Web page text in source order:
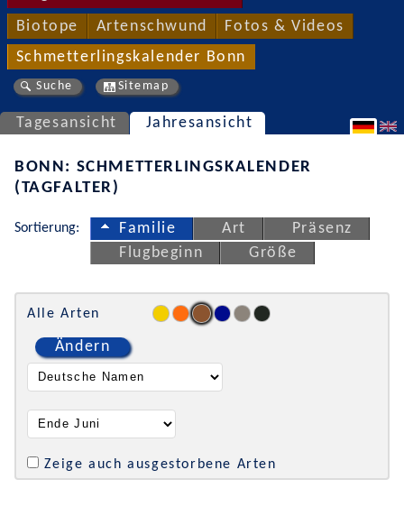
Biotope Artenschwund Fotos & Videos
Schmetterlingskalender Bonn
Suche Sitemap
Tagesansicht Jahresansicht
BONN: SCHMETTERLINGSKALENDER
(TAGFALTER)
Sortierung: Familie Art
Präsenz
Flugbeginn
Größe
Alle Arten
Ändern
Zeige auch ausgestorbene Arten